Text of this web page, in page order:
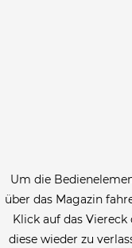
Um die
über das Magazin
Klick auf das
diese wieder zu